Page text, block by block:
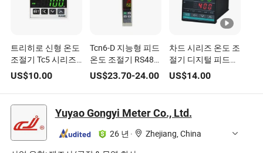
트리히로 신형 온도
조절기 Tc5 시리즈
디지털 PID 온도 조
절기
US$10.00
Tcn6-D 지능형 피드
온도 조절기 RS485
모드버스 통신 모듈
디지털 표시 온도 제
어 기기
US$23.70-24.00
차드 시리즈 온도 조
절기 디지털 피드백
온도 조절기
US$14.00
Yuyao Gongyi Meter Co., Ltd.
26 년 ·
Zhejiang, China